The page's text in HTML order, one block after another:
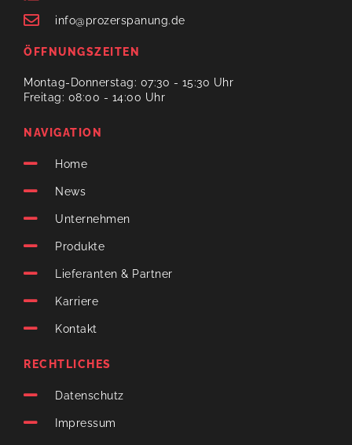
info@prozerspanung.de
ÖFFNUNGSZEITEN
Montag-Donnerstag: 07:30 - 15:30 Uhr
Freitag: 08:00 - 14:00 Uhr
NAVIGATION
Home
News
Unternehmen
Produkte
Lieferanten & Partner
Karriere
Kontakt
RECHTLICHES
Datenschutz
Impressum